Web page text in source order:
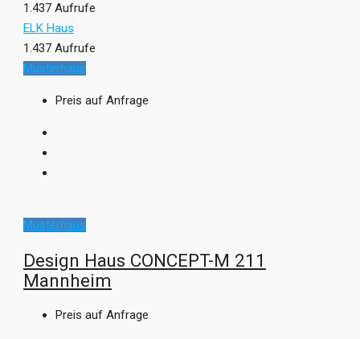
1.437 Aufrufe
ELK Haus
1.437 Aufrufe
Musterhaus
Preis auf Anfrage
Musterhaus
Design Haus CONCEPT-M 211
Mannheim
Preis auf Anfrage